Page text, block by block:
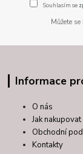
Souhlasím se
Můžete
Informace
O nás
Jak nakupovat
Obchodní
Kontakty